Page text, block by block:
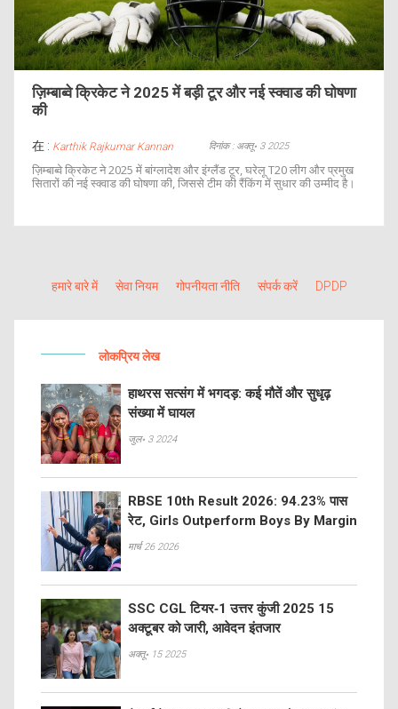
ज़िम्बाब्वे क्रिकेट ने 2025 में बड़ी टूर और नई स्क्वाड की घोषणा
की
在 : Karthik Rajkumar Kannan दिनांक : अक्तू॰ 3 2025
ज़िम्बाब्वे क्रिकेट ने 2025 में बांग्लादेश और इंग्लैंड टूर, घरेलू T20 लीग और प्रमुख
सितारों की नई स्क्वाड की घोषणा की, जिससे टीम की रैंकिंग में सुधार की उम्मीद है।
हमारे बारे में सेवा नियम गोपनीयता नीति संपर्क करें DPDP
लोकप्रिय लेख
हाथरस सत्संग में भगदड़: कई मौतें और सुधृढ़
संख्या में घायल
जुल॰ 3 2024
RBSE 10th Result 2026: 94.23% पास
रेट, Girls Outperform Boys By Margin
मार्च 26 2026
SSC CGL टियर‑1 उत्तर कुंजी 2025 15
अक्टूबर को जारी, आवेदन इंतजार
अक्तू॰ 15 2025